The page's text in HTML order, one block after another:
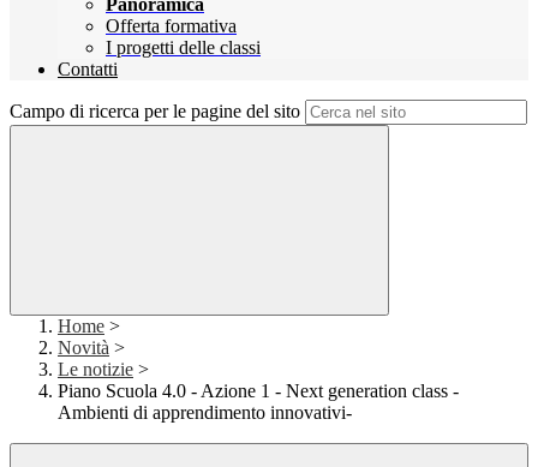
Panoramica
Offerta formativa
I progetti delle classi
Contatti
Campo di ricerca per le pagine del sito
Home >
Novità >
Le notizie >
Piano Scuola 4.0 - Azione 1 - Next generation class -
Ambienti di apprendimento innovativi-